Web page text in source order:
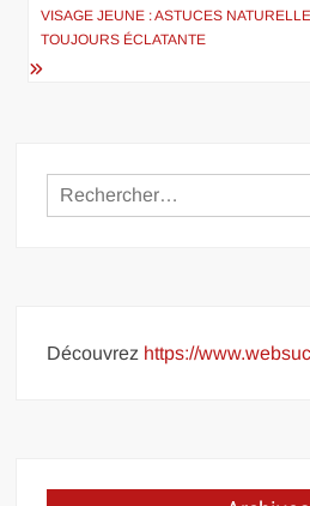
VISAGE JEUNE : ASTUCES
TOUJOURS ÉCLATANTE
Découvrez https://